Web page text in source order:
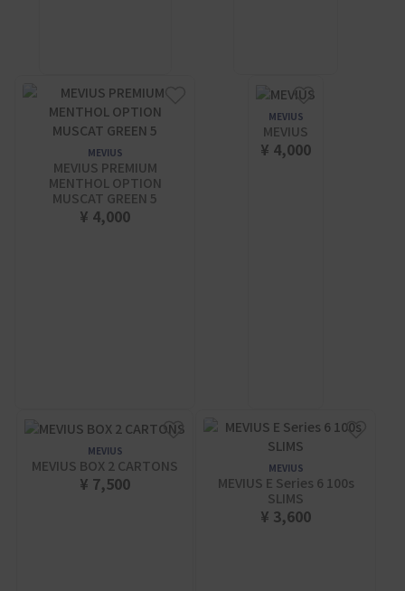
MEVIUS
MEVIUS PREMIUM
MENTHOL OPTION
MUSCAT GREEN 5
¥ 4,000
MEVIUS
MEVIUS
¥ 4,000
MEVIUS
MEVIUS BOX 2 CARTONS
¥ 7,500
MEVIUS
MEVIUS E Series 6 100s
SLIMS
¥ 3,600